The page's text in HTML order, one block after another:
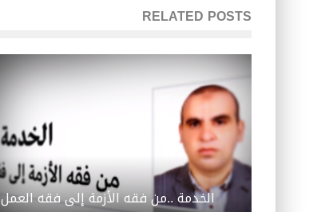
RELATED POSTS
الخدمة ..من فقه الأزمة إلى فقه العمل